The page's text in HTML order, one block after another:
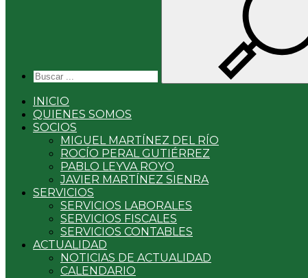
INICIO
QUIENES SOMOS
SOCIOS
MIGUEL MARTÍNEZ DEL RÍO
ROCÍO PERAL GUTIÉRREZ
PABLO LEYVA ROYO
JAVIER MARTÍNEZ SIENRA
SERVICIOS
SERVICIOS LABORALES
SERVICIOS FISCALES
SERVICIOS CONTABLES
ACTUALIDAD
NOTICIAS DE ACTUALIDAD
CALENDARIO